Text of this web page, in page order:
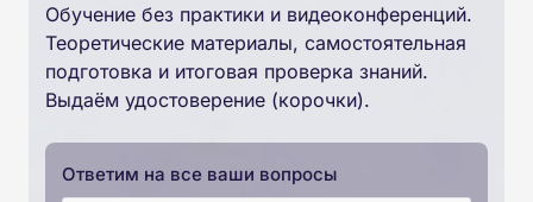
Обучение без практики и видеоконференций.
Теоретические материалы, самостоятельная
подготовка и итоговая проверка знаний.
Выдаём удостоверение (корочки).
Ответим на все ваши вопросы